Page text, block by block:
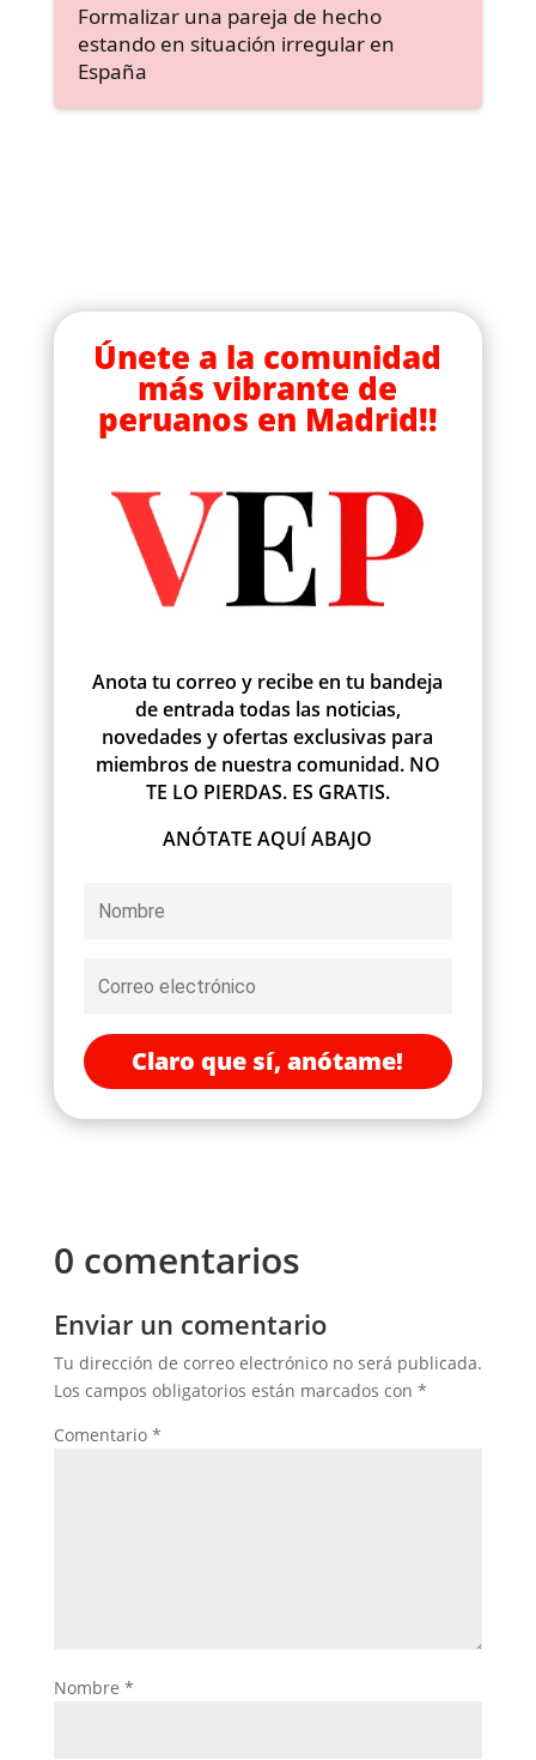
Formalizar una pareja de hecho
estando en situación irregular en
España
Únete a la comunidad
más vibrante de
peruanos en Madrid!!
Anota tu correo y recibe en tu bandeja
de entrada todas las noticias,
novedades y ofertas exclusivas para
miembros de nuestra comunidad. NO
TE LO PIERDAS. ES GRATIS.
ANÓTATE AQUÍ ABAJO
Claro que sí, anótame!
0 comentarios
Enviar un comentario
Tu dirección de correo electrónico no será publicada.
Los campos obligatorios están marcados con *
Comentario *
Nombre *